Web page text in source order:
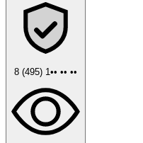
8 (495) 1•• •• ••